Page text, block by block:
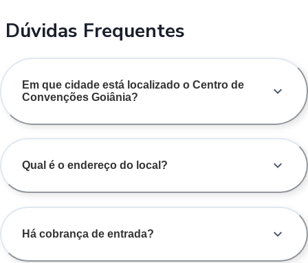
Dúvidas Frequentes
Em que cidade está localizado o Centro de
Convenções Goiânia?
Qual é o endereço do local?
Há cobrança de entrada?